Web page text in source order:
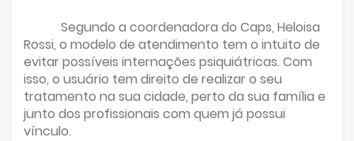
Segundo a coordenadora do Caps, Heloisa
Rossi, o modelo de atendimento tem o intuito de
evitar possíveis internações psiquiátricas. Com
isso, o usuário tem direito de realizar o seu
tratamento na sua cidade, perto da sua família e
junto dos profissionais com quem já possui
vínculo.